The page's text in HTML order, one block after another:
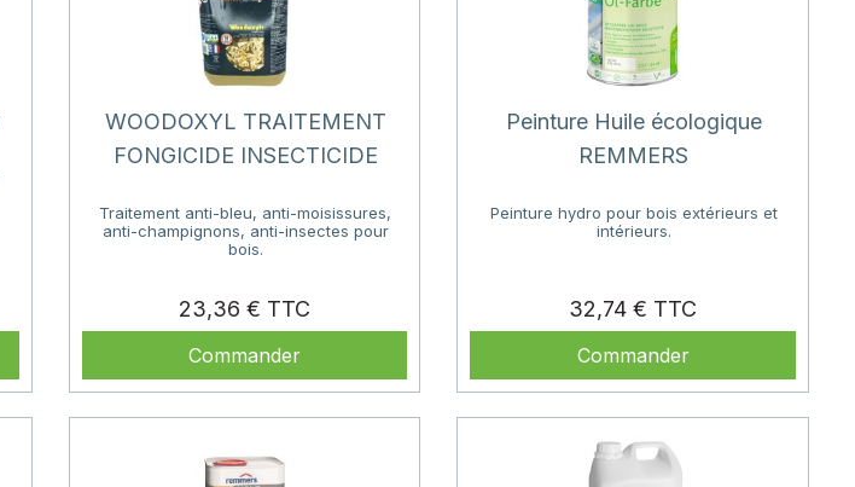
WOODOXYL TRAITEMENT
FONGICIDE INSECTICIDE
Traitement anti-bleu, anti-moisissures,
anti-champignons, anti-insectes pour
bois.
23,36 €
Commander
Peinture Huile écologique
REMMERS
Peinture hydro pour bois extérieurs et
intérieurs.
32,74 €
Commander